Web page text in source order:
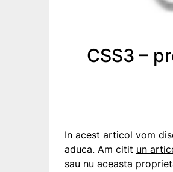
CSS3 –
In acest articol vom
aduca. Am citit un
sau nu aceasta